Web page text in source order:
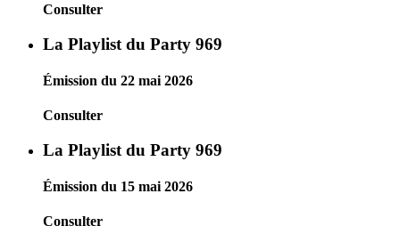
Consulter
La Playlist du Party 969
Émission du 22 mai 2026
Consulter
La Playlist du Party 969
Émission du 15 mai 2026
Consulter